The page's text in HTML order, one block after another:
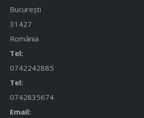
București
31427
România
Tel:
0742242885
Tel:
0742835674
Email: